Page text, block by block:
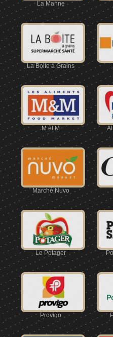
La Manne
La Boite à Grains
M et M
Marché Nuvo
Le Potager
Provigo